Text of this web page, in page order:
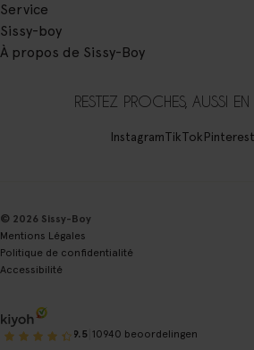
Service
Sissy-boy
À propos de Sissy-Boy
RESTEZ PROCHES, AUSSI
InstagramTikTokPinterest
© 2026 Sissy-Boy
Mentions Légales
Politique de confidentialité
Accessibilité
9.5 10940 beoordelingen